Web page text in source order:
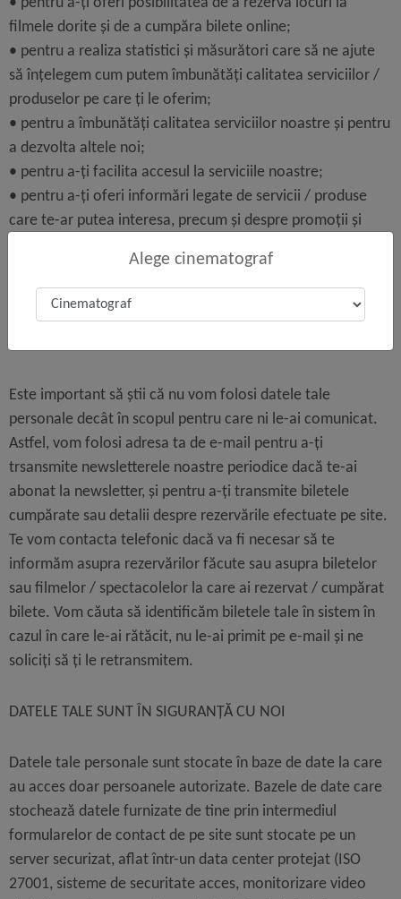
filmele dorite și de a cumpăra bilete online;
• pentru a realiza statistici și măsurători care să ne ajute
să înțelegem cum putem îmbunătăți calitatea serviciilor /
produselor pe care ți le oferim;
• pentru a îmbunătăți calitatea serviciilor noastre și pentru
a dezvolta altele noi;
• pentru a-ți facilita accesul la serviciile noastre;
• pentru a-ți oferi informări legate de servicii / produse
care te-ar putea interesa, precum și despre promoții și
• pentru a asigura o securitate îmbunătățită și a te proteja
împotriva posibilelor atacuri informatice, fraudei, abuzului.
Este important să știi că nu vom folosi datele tale
personale decât în scopul pentru care ni le-ai comunicat.
Astfel, vom folosi adresa ta de e-mail pentru a-ți
trsansmite newsletterele noastre periodice dacă te-ai
abonat la newsletter, și pentru a-ți transmite biletele
cumpărate sau detalii despre rezervările efectuate pe site.
Te vom contacta telefonic dacă va fi necesar să te
informăm asupra rezervărilor făcute sau asupra biletelor
sau filmelor / spectacolelor la care ai rezervat / cumpărat
bilete. Vom căuta să identificăm biletele tale în sistem în
cazul în care le-ai rătăcit, nu le-ai primit pe e-mail și ne
soliciți să ți le retransmitem.
DATELE TALE SUNT ÎN SIGURANȚĂ CU NOI
Datele tale personale sunt stocate în baze de date la care
au acces doar persoanele autorizate. Bazele de date care
stochează datele furnizate de tine prin intermediul
formularelor de contact de pe site sunt stocate pe un
server securizat, aflat într-un data center protejat (ISO
27001, sisteme de securitate acces, monitorizare video
Alege cinematograf